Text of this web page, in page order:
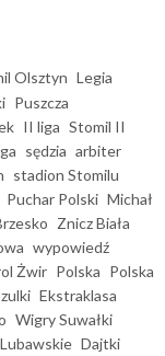
Olsztyn Legia
Puszcza
II liga Stomil II
sędzia arbiter
stadion Stomilu
Puchar Polski Michał
Znicz Biała
wypowiedź
Żwir Polska Polska
Ekstraklasa
Wigry Suwałki
Dajtki